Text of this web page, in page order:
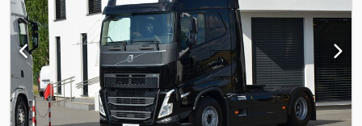
condução prolongada com menor velocidade do motor e em
uma marcha mais alta, tornando a condução mais suave e
silenciosa. Também é possível esperar uma resposta mais rápida
do torque do sistema de transmissão.) Djdezq Ak Djpfx Ac Ujkr
PADRÃO EURO 6 ANO DE FABRICAÇÃO 2022 PINTURA ORIGINAL
DOCUMENTAÇÃO COMPLETA IMPORTADO DA ALEMANHA
CAMIÃO SEM ACIDENTES, COM QUILOMETRAGEM ORIGINAL EM